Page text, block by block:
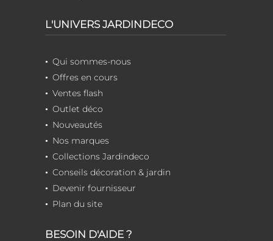
L'UNIVERS JARDINDECO
Qui sommes-nous
Offres en cours
Ventes flash
Outlet déco
Nouveautés
Nos marques
Collections Jardindeco
Conseils décoration & jardin
Devenir fournisseur
Plan du site
BESOIN D'AIDE ?